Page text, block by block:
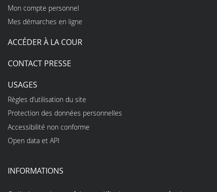
Mon compte personnel
Mes démarches en ligne
ACCÉDER À LA COUR
CONTACT PRESSE
USAGES
Règles d’utilisation du site
Protection des données personnelles
Accessibilité non conforme
Open data et API
INFORMATIONS